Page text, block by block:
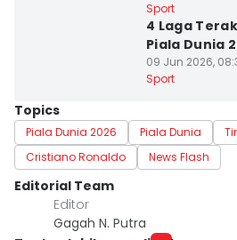
Sport
4 Laga
Piala Dunia
09 Jun 2026,
Sport
Topics
Piala Dunia 2026 Piala Dunia
Cristiano Ronaldo
News Flash
Editorial Team
Editor
Gagah N. Putra